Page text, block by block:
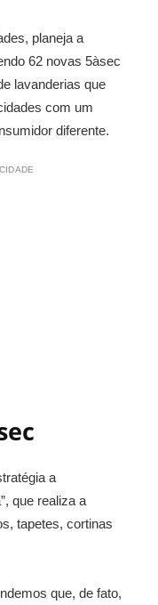
planeja a
62 novas 5àsec
lavanderias que
com um
diferente.
a
que realiza a
tapetes, cortinas
que, de fato,